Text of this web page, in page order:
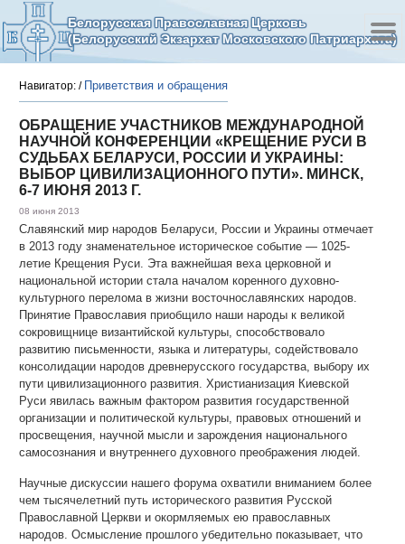
Белорусская Православная Церковь
(Белорусский Экзархат Московского Патриархата)
Навигатор: / Приветствия и обращения
ОБРАЩЕНИЕ УЧАСТНИКОВ МЕЖДУНАРОДНОЙ
НАУЧНОЙ КОНФЕРЕНЦИИ «КРЕЩЕНИЕ РУСИ В
СУДЬБАХ БЕЛАРУСИ, РОССИИ И УКРАИНЫ:
ВЫБОР ЦИВИЛИЗАЦИОННОГО ПУТИ». МИНСК,
6-7 ИЮНЯ 2013 Г.
08 июня 2013
Славянский мир народов Беларуси, России и Украины отмечает
в 2013 году знаменательное историческое событие — 1025-
летие Крещения Руси. Эта важнейшая веха церковной и
национальной истории стала началом коренного духовно-
культурного перелома в жизни восточнославянских народов.
Принятие Православия приобщило наши народы к великой
сокровищнице византийской культуры, способствовало
развитию письменности, языка и литературы, содействовало
консолидации народов древнерусского государства, выбору их
пути цивилизационного развития. Христианизация Киевской
Руси явилась важным фактором развития государственной
организации и политической культуры, правовых отношений и
просвещения, научной мысли и зарождения национального
самосознания и внутреннего духовного преображения людей.
Научные дискуссии нашего форума охватили вниманием более
чем тысячелетний путь исторического развития Русской
Православной Церкви и окормляемых ею православных
народов. Осмысление прошлого убедительно показывает, что